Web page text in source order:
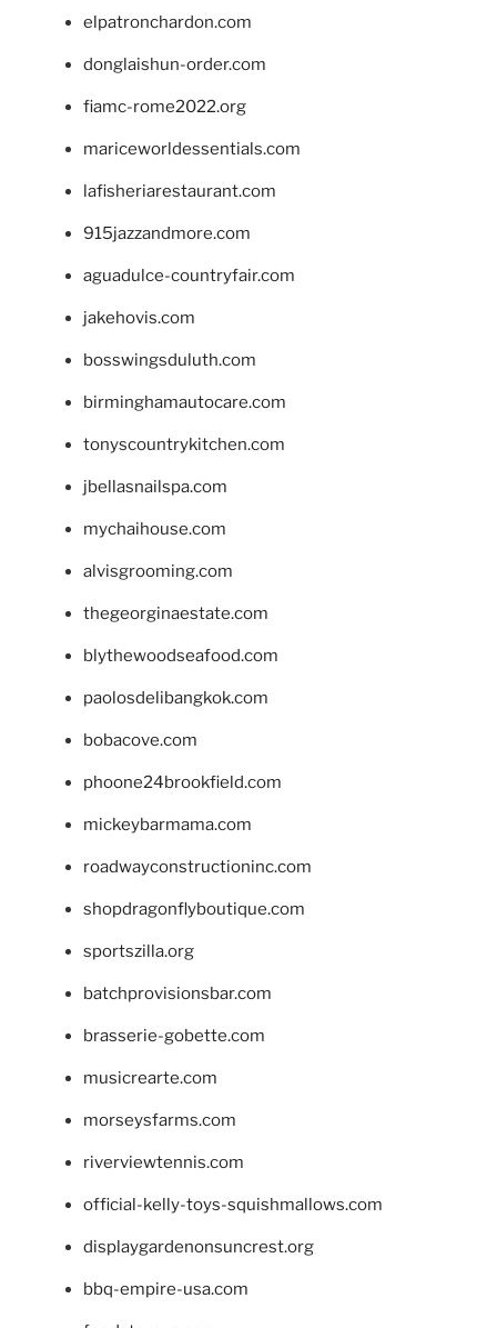
elpatronchardon.com
donglaishun-order.com
fiamc-rome2022.org
mariceworldessentials.com
lafisheriarestaurant.com
915jazzandmore.com
aguadulce-countryfair.com
jakehovis.com
bosswingsduluth.com
birminghamautocare.com
tonyscountrykitchen.com
jbellasnailspa.com
mychaihouse.com
alvisgrooming.com
thegeorginaestate.com
blythewoodseafood.com
paolosdelibangkok.com
bobacove.com
phoone24brookfield.com
mickeybarmama.com
roadwayconstructioninc.com
shopdragonflyboutique.com
sportszilla.org
batchprovisionsbar.com
brasserie-gobette.com
musicrearte.com
morseysfarms.com
riverviewtennis.com
official-kelly-toys-squishmallows.com
displaygardenonsuncrest.org
bbq-empire-usa.com